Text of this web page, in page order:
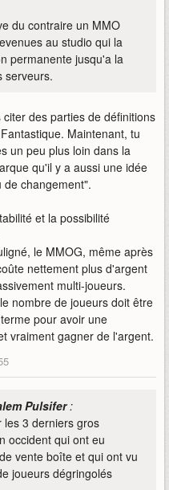
du contraire un MMO
au studio qui la
permanente jusqu'a la
serveurs.
des parties de définitions
Maintenant, tu
un peu plus loin dans la
qu'il y a aussi une idée
de changement".
et la possibilité
le MMOG, même après
nettement plus d'argent
multi-joueurs.
nombre de joueurs doit être
pour avoir une
vraiment gagner de l'argent.
Pulsifer:
les 3 derniers gros
occident qui ont eu
vente boîte et qui ont vu
joueurs dégringolés